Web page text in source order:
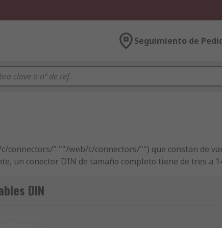
Seguimiento de
" ""/web/c/connectors/"") que constan de
un conector DIN de tamaño completo tiene de tres a
que contiene contactos redondos rectos. El faldón
y evitar daños en los contactos. A
DIN